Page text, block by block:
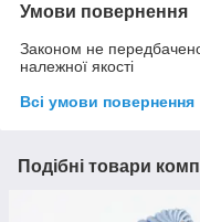
Умови повернення
Законом не
належної якості
Всі умови повернення
Подібні товари